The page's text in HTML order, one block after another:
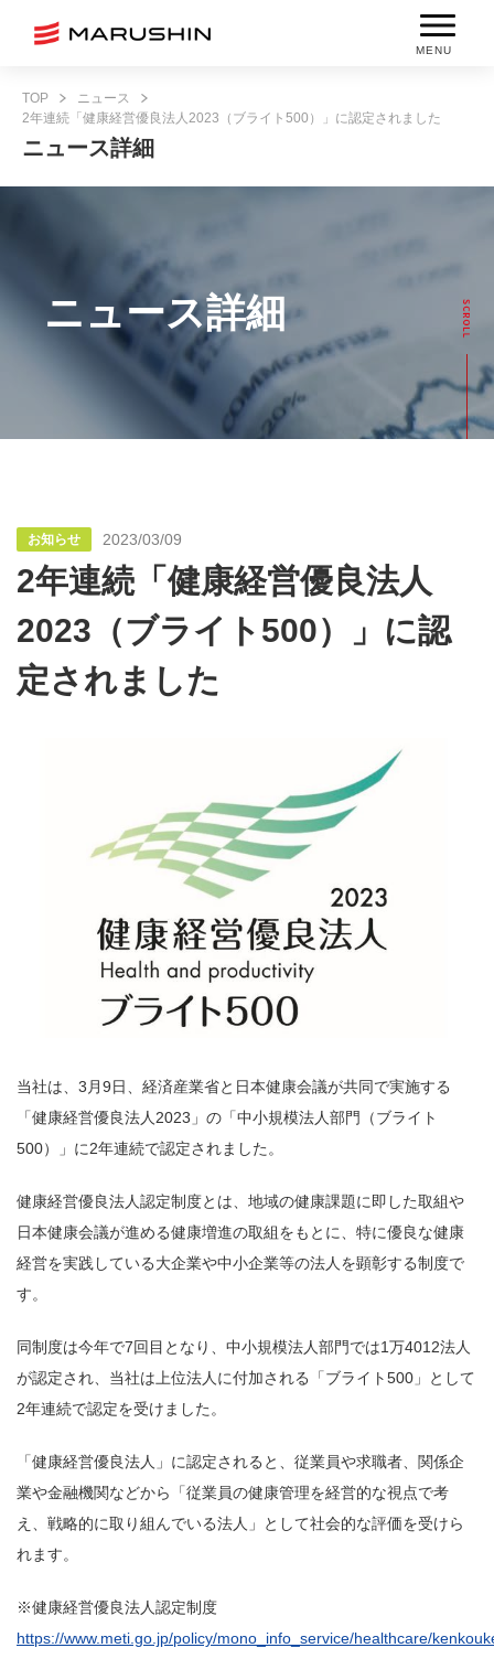
MENU
TOP
ニュース
2年連続「健康経営優良法人2023（ブライト500）」に認定されました
ニュース詳細
ニュース詳細
お知らせ 2023/03/09
2年連続「健康経営優良法人
2023（ブライト500）」に認
定されました
当社は、3月9日、経済産業省と日本健康会議が共同で実施する
「健康経営優良法人2023」の「中小規模法人部門（ブライト
500）」に2年連続で認定されました。
健康経営優良法人認定制度とは、地域の健康課題に即した取組や
日本健康会議が進める健康増進の取組をもとに、特に優良な健康
経営を実践している大企業や中小企業等の法人を顕彰する制度で
す。
同制度は今年で7回目となり、中小規模法人部門では1万4012法人
が認定され、当社は上位法人に付加される「ブライト500」として
2年連続で認定を受けました。
「健康経営優良法人」に認定されると、従業員や求職者、関係企
業や金融機関などから「従業員の健康管理を経営的な視点で考
え、戦略的に取り組んでいる法人」として社会的な評価を受けら
れます。
※健康経営優良法人認定制度
https://www.meti.go.jp/policy/mono_info_service/healthcare/